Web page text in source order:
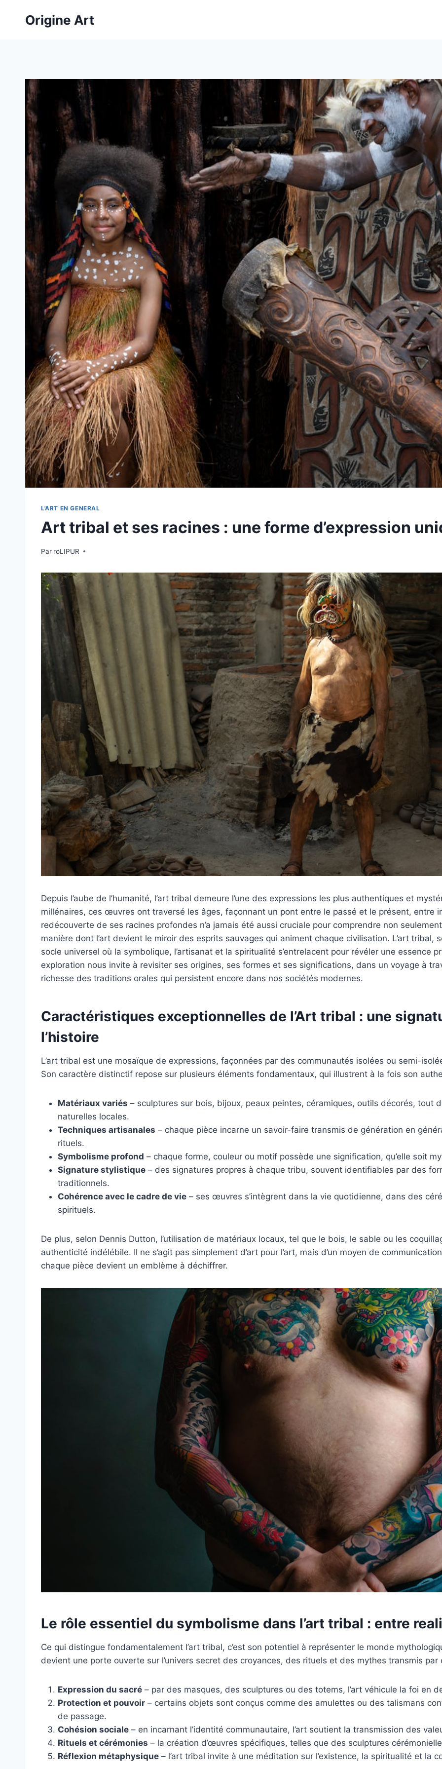
Origine Art
L'ART EN GENERAL
Art tribal et ses racines : une forme d’expression
Par roLIPUR
Depuis l’aube de l’humanité, l’art tribal demeure l’une des expressions les plus authentiques et
millénaires, ces œuvres ont traversé les âges, façonnant un pont entre le passé et le présent, entre
redécouverte de ses racines profondes n’a jamais été aussi cruciale pour comprendre non
manière dont l’art devient le miroir des esprits sauvages qui animent chaque civilisation. L’art
socle universel où la symbolique, l’artisanat et la spiritualité s’entrelacent pour révéler une essence
exploration nous invite à revisiter ses origines, ses formes et ses significations, dans un voyage à
richesse des traditions orales qui persistent encore dans nos sociétés modernes.
Caractéristiques exceptionnelles de l’Art tribal : une
l’histoire
L’art tribal est une mosaïque de expressions, façonnées par des communautés isolées ou semi-
Son caractère distinctif repose sur plusieurs éléments fondamentaux, qui illustrent à la fois son
Matériaux variés – sculptures sur bois, bijoux, peaux peintes, céramiques, outils décorés, tout
naturelles locales.
Techniques artisanales – chaque pièce incarne un savoir-faire transmis de génération en
rituels.
Symbolisme profond – chaque forme, couleur ou motif possède une signification, qu’elle soit
Signature stylistique – des signatures propres à chaque tribu, souvent identifiables par des
traditionnels.
Cohérence avec le cadre de vie – ses œuvres s’intègrent dans la vie quotidienne, dans des
spirituels.
De plus, selon Dennis Dutton, l’utilisation de matériaux locaux, tel que le bois, le sable ou les
authenticité indélébile. Il ne s’agit pas simplement d’art pour l’art, mais d’un moyen de
chaque pièce devient un emblème à déchiffrer.
Le rôle essentiel du symbolisme dans l’art tribal : entre
Ce qui distingue fondamentalement l’art tribal, c’est son potentiel à représenter le monde
devient une porte ouverte sur l’univers secret des croyances, des rituels et des mythes transmis par
Expression du sacré – par des masques, des sculptures ou des totems, l’art véhicule la foi en
Protection et pouvoir – certains objets sont conçus comme des amulettes ou des talismans
de passage.
Cohésion sociale – en incarnant l’identité communautaire, l’art soutient la transmission des
Rituels et cérémonies – la création d’œuvres spécifiques, telles que des sculptures
Réflexion métaphysique – l’art tribal invite à une méditation sur l’existence, la spiritualité et la